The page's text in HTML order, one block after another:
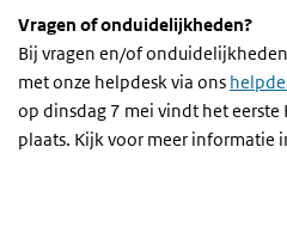
Vragen of onduidelijkheden?
Bij vragen en/of
met onze helpdesk via ons
op dinsdag 7 mei vindt het eerste
plaats. Kijk voor meer informatie